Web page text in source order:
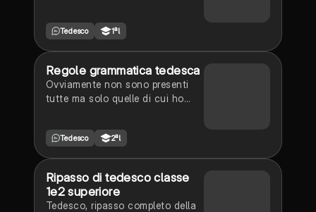
verbi deboli, verbi forti, aggettivi,
termini e frasi utili, avverbi,
congiunzioni
Tedesco 1ªl
Regole grammatica tedesca
Ovviamente non sono presenti
tutte ma solo quelle di cui ho
di grammatica tedesca
Tedesco 2ªl
Ripasso di tedesco classe
1e2 superiore
Tedesco, ripasso completo della